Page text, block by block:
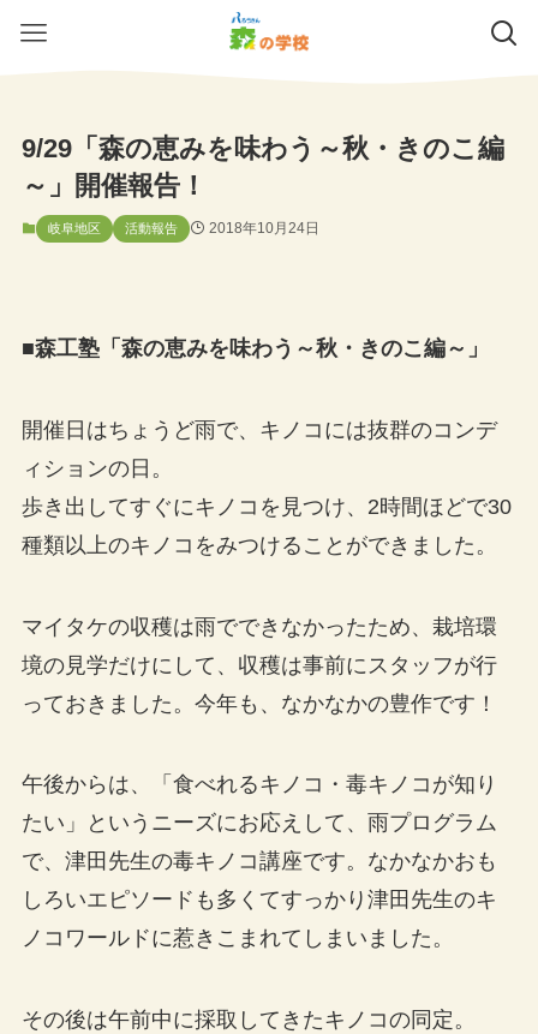
9/29「森の恵みを味わう～秋・きのこ編
～」開催報告！
岐阜地区 活動報告 2018年10月24日
■森工塾「森の恵みを味わう～秋・きのこ編～」
開催日はちょうど雨で、キノコには抜群のコンデ
ィションの日。
歩き出してすぐにキノコを見つけ、2時間ほどで30
種類以上のキノコをみつけることができました。
マイタケの収穫は雨でできなかったため、栽培環
境の見学だけにして、収穫は事前にスタッフが行
っておきました。今年も、なかなかの豊作です！
午後からは、「食べれるキノコ・毒キノコが知り
たい」というニーズにお応えして、雨プログラム
で、津田先生の毒キノコ講座です。なかなかおも
しろいエピソードも多くてすっかり津田先生のキ
ノコワールドに惹きこまれてしまいました。
その後は午前中に採取してきたキノコの同定。